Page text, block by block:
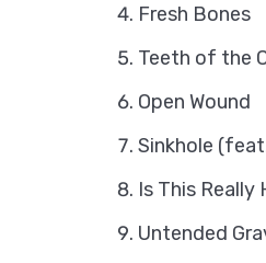
Fresh Bones
Teeth of the
Open Wound
Sinkhole
Is This Really
Untended